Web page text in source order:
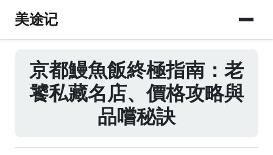
美途记
京都鰻魚飯終極指南：老
饕私藏名店、價格攻略與
品嚐秘訣